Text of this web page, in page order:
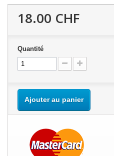
18.00 CHF
Quantité
Ajouter au panier